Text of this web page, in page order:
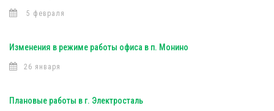
5 февраля
Изменения в режиме работы офиса в п. Монино
26 января
Плановые работы в г. Электросталь